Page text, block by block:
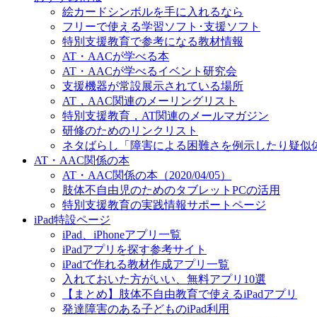
絵カードシンボルを手に入れるなら
フリーで使える学習ソフト･支援ソフト
特別支援教育で参考になる教材情報
AT・AACが学べる本
AT・AACが学べるイベント研究会
支援機器が常設展示されている場所
AT，AAC関連のメーリングリスト
特別支援教育，AT関連のメールマガジン
研修のためのリンクリスト
ネタばらし「障害による困難さを例示したり疑似
AT・AAC関係の本
AT・AAC関係の本（2020/04/05）
肢体不自由児のためのタブレットPCの活用
特別支援教育の実践情報サポートページ
iPad特設ページ
iPad、iPhoneアプリ一覧
iPadアプリを探す参考サイト
iPadで作れる教材作成アプリ一覧
入れておいた方がいい、無料アプリ10選
【まとめ】肢体不自由教育で使えるiPadアプリ
発達障害のある子どものiPad利用